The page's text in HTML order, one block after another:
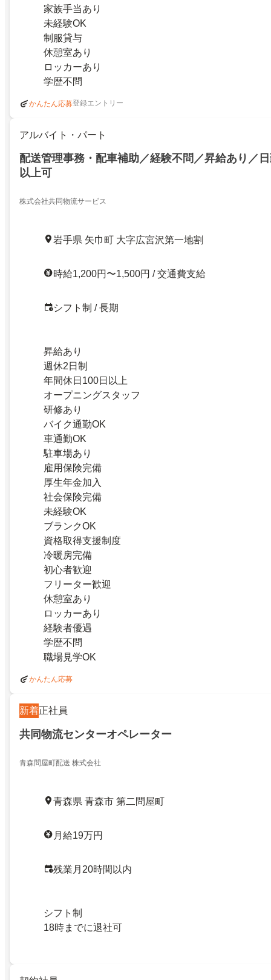
家族手当あり
未経験OK
制服貸与
休憩室あり
ロッカーあり
学歴不問
かんたん応募登録エントリー
アルバイト・パート
配送管理事務・配車補助／経験不問／昇給あり／
以上可
株式会社共同物流サービス
岩手県 矢巾町 大字広宮沢第一地割
時給1,200円〜1,500円 / 交通費支給
シフト制 / 長期
昇給あり
週休2日制
年間休日100日以上
オープニングスタッフ
研修あり
バイク通勤OK
車通勤OK
駐車場あり
雇用保険完備
厚生年金加入
社会保険完備
未経験OK
ブランクOK
資格取得支援制度
冷暖房完備
初心者歓迎
フリーター歓迎
休憩室あり
ロッカーあり
経験者優遇
学歴不問
職場見学OK
かんたん応募
新着正社員
共同物流センターオペレーター
青森問屋町配送 株式会社
青森県 青森市 第二問屋町
月給19万円
残業月20時間以内
シフト制
18時までに退社可